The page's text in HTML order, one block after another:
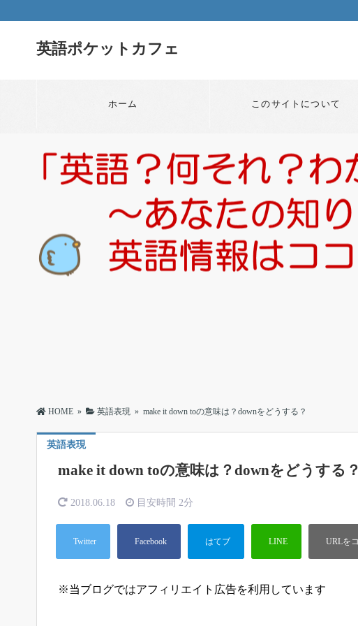
英語ポケットカフェ
ホーム このサイトについて
HOME » 英語表現 » make it down toの意味は？downをどうする？
英語表現
make it down toの意味は？downをどうする？
2018.06.18 目安時間 2分
※当ブログではアフィリエイト広告を利用しています